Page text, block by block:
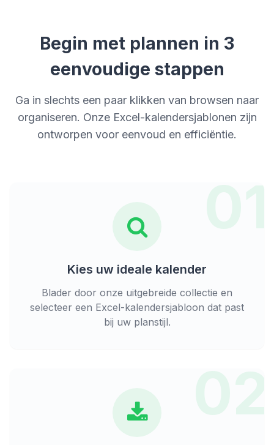
Begin met plannen in 3
eenvoudige stappen
Ga in slechts een paar klikken van browsen naar
organiseren. Onze Excel-kalendersjablonen zijn
ontworpen voor eenvoud en efficiëntie.
01
Kies uw ideale kalender
Blader door onze uitgebreide collectie en
selecteer een Excel-kalendersjabloon dat past
bij uw planstijl.
02